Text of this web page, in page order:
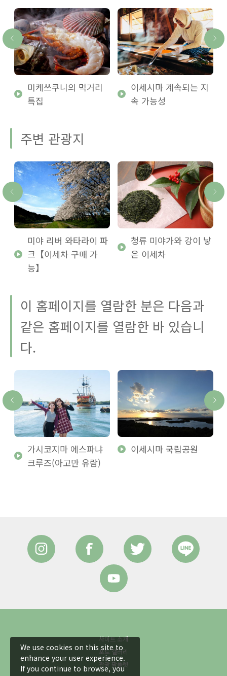
미케쓰쿠니의 먹거리
특집
이세시마 계속되는 지
속 가능성
주변 관광지
미야 리버 와타라이 파
크【이세차 구매 가
능】
청류 미야가와 강이 낳
은 이세차
이 홈페이지를 열람한 분은 다음과
같은 홈페이지를 열람한 바 있습니
다.
가시코지마 에스파냐
크루즈(아고만 유람)
이세시마 국립공원
사이트 소개
포토 갤러리
관광 팜플렛
We use cookies on this site to
enhance your user experience.
If you continue to browse, you